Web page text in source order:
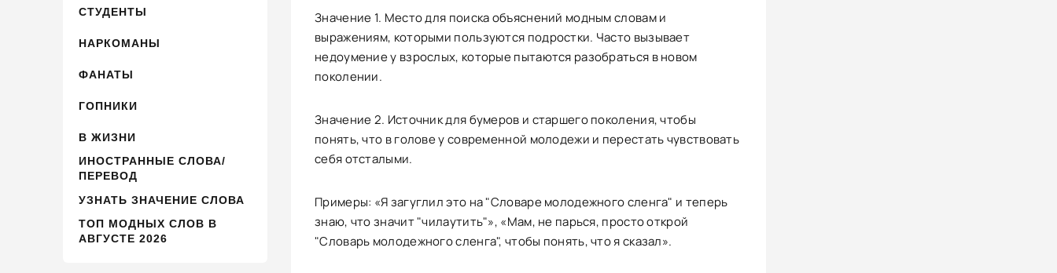
СТУДЕНТЫ
НАРКОМАНЫ
ФАНАТЫ
ГОПНИКИ
В ЖИЗНИ
ИНОСТРАННЫЕ СЛОВА/
ПЕРЕВОД
УЗНАТЬ ЗНАЧЕНИЕ СЛОВА
ТОП МОДНЫХ СЛОВ В
АВГУСТЕ 2026
Значение 1. Место для поиска объяснений модным словам и
выражениям, которыми пользуются подростки. Часто вызывает
недоумение у взрослых, которые пытаются разобраться в новом
поколении.
Значение 2. Источник для бумеров и старшего поколения, чтобы
понять, что в голове у современной молодежи и перестать чувствовать
себя отсталыми.
Примеры: «Я загуглил это на "Словаре молодежного сленга" и теперь
знаю, что значит "чилаутить"», «Мам, не парься, просто открой
"Словарь молодежного сленга", чтобы понять, что я сказал».